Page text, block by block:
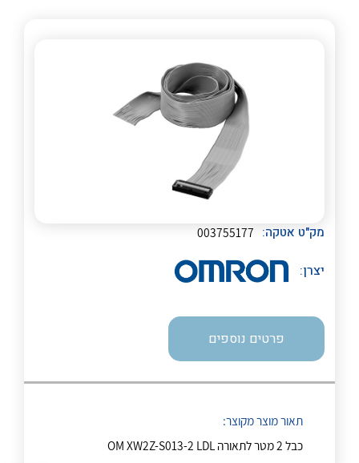
מק"ט אטקה: 003755177
יצרן:
פרטים נוספים
תאור מוצר מקוצר:
כבל 2 מטר לתאורה OM XW2Z-S013-2 LDL